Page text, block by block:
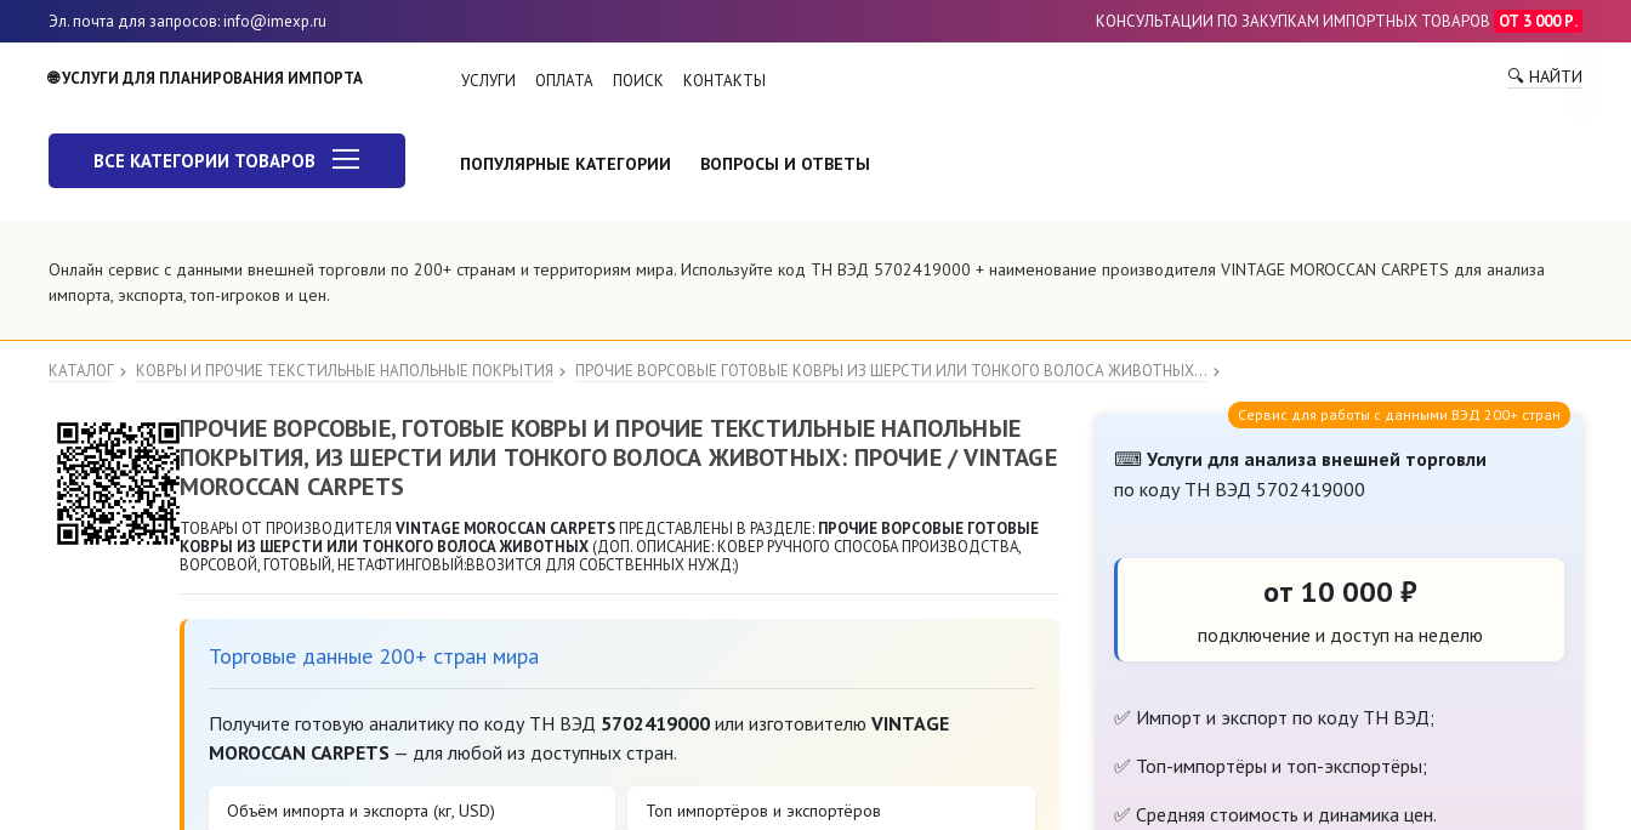
Эл. почта для запросов: info@imexp.ru КОНСУЛЬТАЦИИ ПО ЗАКУПКАМ ИМПОРТНЫХ ТОВАРОВ ОТ 3 000 Р.
🌐 УСЛУГИ ДЛЯ ПЛАНИРОВАНИЯ ИМПОРТА УСЛУГИ ОПЛАТА ПОИСК КОНТАКТЫ 🔍 НАЙТИ
ВСЕ КАТЕГОРИИ ТОВАРОВ ПОПУЛЯРНЫЕ КАТЕГОРИИ ВОПРОСЫ И ОТВЕТЫ
Онлайн сервис с данными внешней торговли по 200+ странам и территориям мира. Используйте код ТН ВЭД 5702419000 + наименование производителя VINTAGE MOROCCAN CARPETS для анализа
импорта, экспорта, топ-игроков и цен.
КАТАЛОГ КОВРЫ И ПРОЧИЕ ТЕКСТИЛЬНЫЕ НАПОЛЬНЫЕ ПОКРЫТИЯ ПРОЧИЕ ВОРСОВЫЕ ГОТОВЫЕ КОВРЫ ИЗ ШЕРСТИ ИЛИ ТОНКОГО ВОЛОСА ЖИВОТНЫХ...
ПРОЧИЕ ВОРСОВЫЕ, ГОТОВЫЕ КОВРЫ И ПРОЧИЕ ТЕКСТИЛЬНЫЕ НАПОЛЬНЫЕ
ПОКРЫТИЯ, ИЗ ШЕРСТИ ИЛИ ТОНКОГО ВОЛОСА ЖИВОТНЫХ: ПРОЧИЕ / VINTAGE
MOROCCAN CARPETS
ТОВАРЫ ОТ ПРОИЗВОДИТЕЛЯ VINTAGE MOROCCAN CARPETSПРЕДСТАВЛЕНЫ В РАЗДЕЛЕ: ПРОЧИЕ ВОРСОВЫЕ ГОТОВЫЕ
КОВРЫ ИЗ ШЕРСТИ ИЛИ ТОНКОГО ВОЛОСА ЖИВОТНЫХ(ДОП. ОПИСАНИЕ: КОВЕР РУЧНОГО СПОСОБА ПРОИЗВОДСТВА,
ВОРСОВОЙ, ГОТОВЫЙ, НЕТАФТИНГОВЫЙ:ВВОЗИТСЯ ДЛЯ СОБСТВЕННЫХ НУЖД:)
Торговые данные 200+ стран мира
Получите готовую аналитику по коду ТН ВЭД 5702419000или изготовителю VINTAGE
MOROCCAN CARPETS— для любой из доступных стран.
Объём импорта и экспорта (кг, USD) Топ импортёров и экспортёров
⌨ Услуги для анализа внешней торговли
по коду ТН ВЭД 5702419000
Сервис для работы с данными ВЭД 200+ стран
от 10 000 ₽
подключение и доступ на неделю
✅ Импорт и экспорт по коду ТН ВЭД;
✅ Топ-импортёры и топ-экспортёры;
✅ Средняя стоимость и динамика цен.